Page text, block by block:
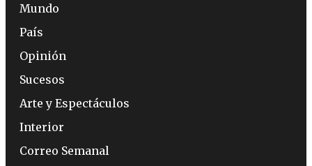
Mundo
País
Opinión
Sucesos
Arte y Espectáculos
Interior
Correo Semanal